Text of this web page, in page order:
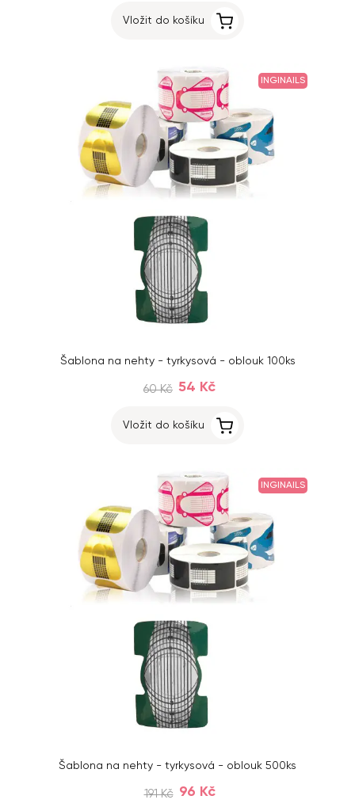
Vložit do košíku
INGINAILS
Šablona na nehty - tyrkysová - oblouk 100ks
60 Kč 54 Kč
Vložit do košíku
INGINAILS
Šablona na nehty - tyrkysová - oblouk 500ks
191 Kč 96 Kč